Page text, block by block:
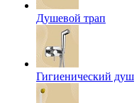
Душевой трап
Гигиенический душ